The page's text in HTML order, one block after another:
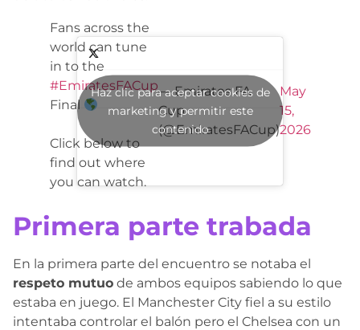
Fans across the
world can tune
in to the
#EmiratesFACup
Final
Click below to
find out where
you can watch.
— Emirates FA
Cup
(@EmiratesFACup)
May
15,
2026
Haz clic para aceptar cookies de
marketing y permitir este
contenido
Primera parte trabada
En la primera parte del encuentro se notaba el
respeto mutuo de ambos equipos sabiendo lo que
estaba en juego. El Manchester City fiel a su estilo
intentaba controlar el balón pero el Chelsea con un